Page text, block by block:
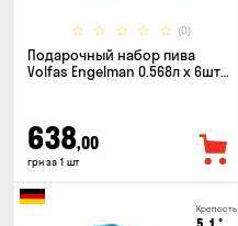
(0)
Подарочный набор пива
Volfas Engelman 0.568л x 6шт +
638,00
грн за 1 шт
Крепость